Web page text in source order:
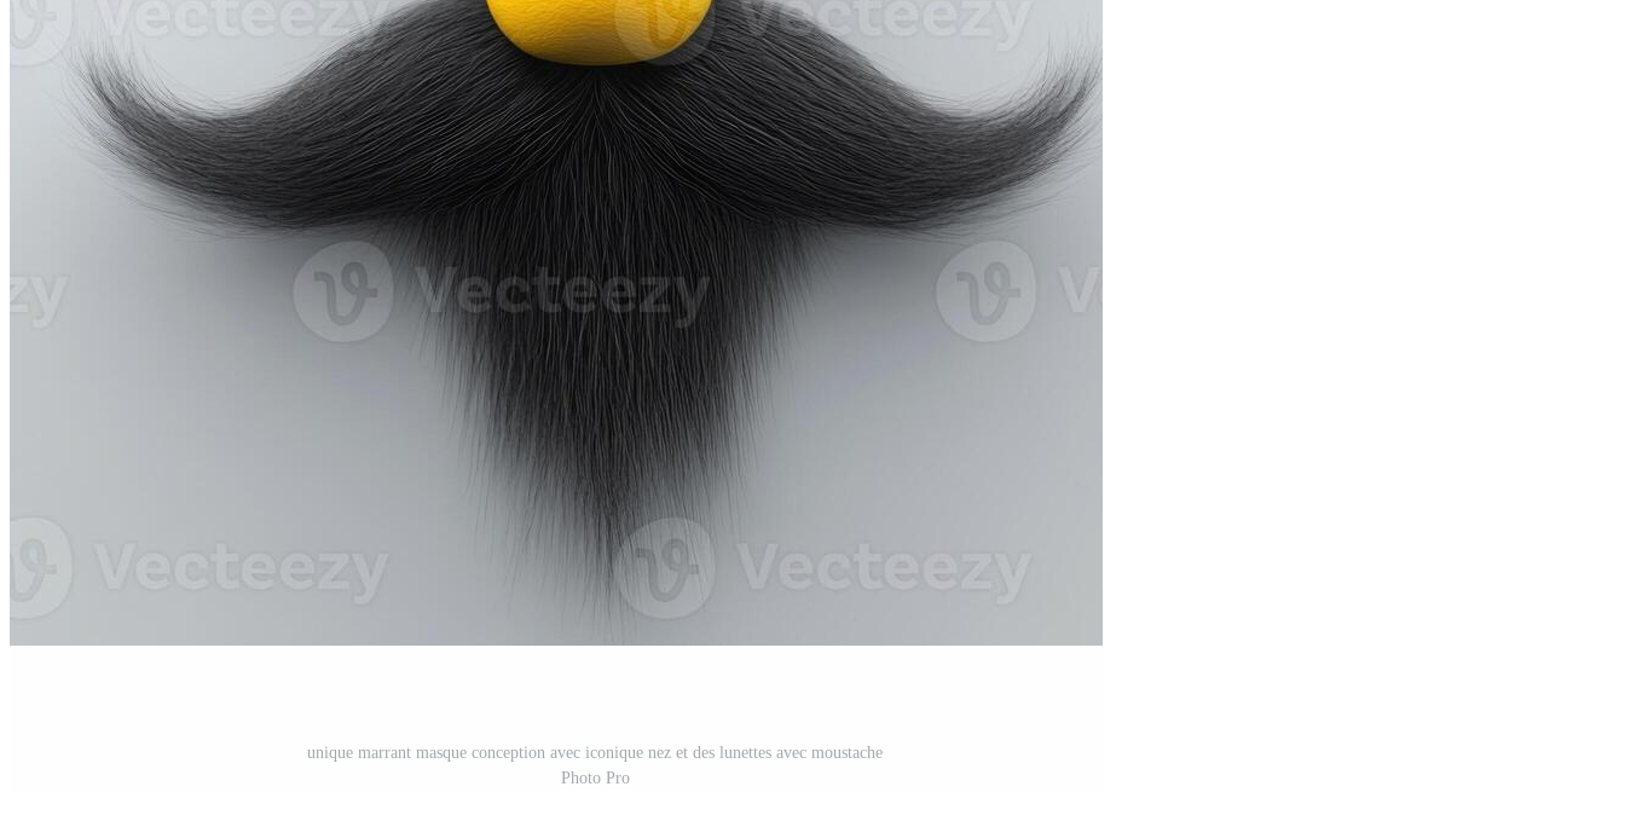
unique marrant masque conception avec iconique nez et des lunettes avec moustache
Photo Pro